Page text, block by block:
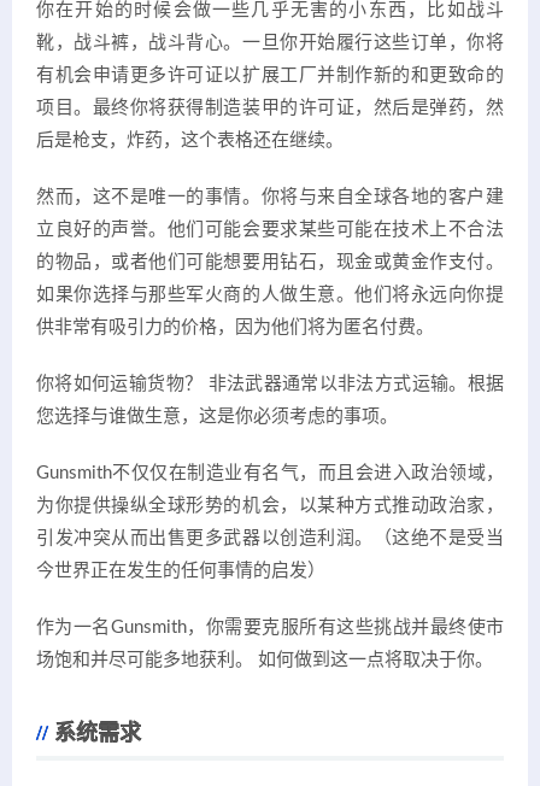
你在开始的时候会做一些几乎无害的小东西，比如战斗
靴，战斗裤，战斗背心。一旦你开始履行这些订单，你将
有机会申请更多许可证以扩展工厂并制作新的和更致命的
项目。最终你将获得制造装甲的许可证，然后是弹药，然
后是枪支，炸药，这个表格还在继续。
然而，这不是唯一的事情。你将与来自全球各地的客户建
立良好的声誉。他们可能会要求某些可能在技术上不合法
的物品，或者他们可能想要用钻石，现金或黄金作支付。
如果你选择与那些军火商的人做生意。他们将永远向你提
供非常有吸引力的价格，因为他们将为匿名付费。
你将如何运输货物？ 非法武器通常以非法方式运输。根据
您选择与谁做生意，这是你必须考虑的事项。
Gunsmith不仅仅在制造业有名气，而且会进入政治领域，
为你提供操纵全球形势的机会，以某种方式推动政治家，
引发冲突从而出售更多武器以创造利润。（这绝不是受当
今世界正在发生的任何事情的启发）
作为一名Gunsmith，你需要克服所有这些挑战并最终使市
场饱和并尽可能多地获利。 如何做到这一点将取决于你。
系统需求